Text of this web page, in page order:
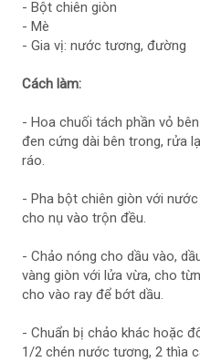
- Bột chiên giòn
- Mè
- Gia vị: nước tương, đường
Cách làm:
- Hoa chuối tách phần vỏ
đen cứng dài bên trong, rửa
ráo.
- Pha bột chiên giòn với
cho nụ vào trộn đều.
- Chảo nóng cho dầu vào,
vàng giòn với lửa vừa, cho
cho vào ray để bớt dầu.
- Chuẩn bị chảo khác hoặc
1/2 chén nước tương, 2 thìa